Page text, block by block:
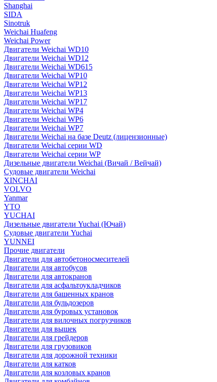
Shanghai
SIDA
Sinotruk
Weichai Huafeng
Weichai Power
Двигатели Weichai WD10
Двигатели Weichai WD12
Двигатели Weichai WD615
Двигатели Weichai WP10
Двигатели Weichai WP12
Двигатели Weichai WP13
Двигатели Weichai WP17
Двигатели Weichai WP4
Двигатели Weichai WP6
Двигатели Weichai WP7
Двигатели Weichai на базе Deutz (лицензионные)
Двигатели Weichai серии WD
Двигатели Weichai серии WP
Дизельные двигатели Weichai (Вичай / Вейчай)
Судовые двигатели Weichai
XINCHAI
VOLVO
Yanmar
YTO
YUCHAI
Дизельные двигатели Yuchai (Ючай)
Судовые двигатели Yuchai
YUNNEI
Прочие двигатели
Двигатели для автобетоносмесителей
Двигатели для автобусов
Двигатели для автокранов
Двигатели для асфальтоукладчиков
Двигатели для башенных кранов
Двигатели для бульдозеров
Двигатели для буровых установок
Двигатели для вилочных погрузчиков
Двигатели для вышек
Двигатели для грейдеров
Двигатели для грузовиков
Двигатели для дорожной техники
Двигатели для катков
Двигатели для козловых кранов